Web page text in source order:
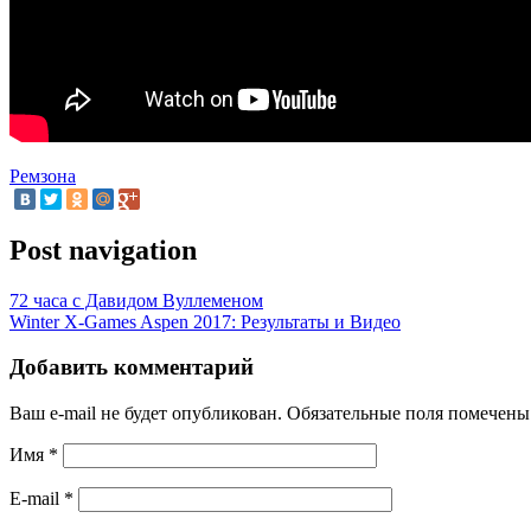
Ремзона
Post navigation
72 часа с Давидом Вуллеменом
Winter X-Games Aspen 2017: Результаты и Видео
Добавить комментарий
Ваш e-mail не будет опубликован. Обязательные поля
Имя *
E-mail *